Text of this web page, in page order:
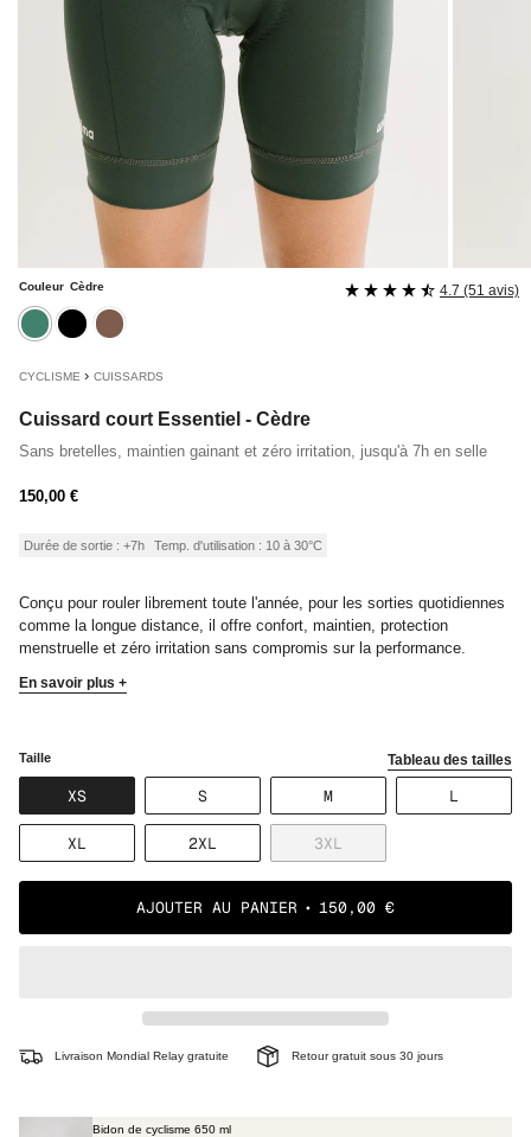
CYCLISME › CUISSARDS
Cuissard court Essentiel - Cèdre
Sans bretelles, maintien gainant et zéro irritation, jusqu'à 7h en selle
4.7 (51 avis)
Prix
150,00 €
Durée de sortie : +7h Temp. d'utilisation : 10 à 30°C
Conçu pour rouler librement toute l'année, pour les sorties quotidiennes
comme la longue distance, il offre confort, maintien, protection
menstruelle et zéro irritation sans compromis sur la performance.
En savoir plus +
Couleur Cèdre
cedrenoir maron
Taille Tableau des tailles
XSVARIANTE
ÉPUISÉE
SVARIANTE
ÉPUISÉE
OU
NON
MVARIANTE
ÉPUISÉE
OU
NON
L
ÉPUISÉE
XL
ÉPUISÉE
OU
2XL
ÉPUISÉE
OU
NON
3XL
ÉPUISÉE
OU
NON
AJOUTER AU PANIER 150,00 €
Livraison Mondial Relay gratuite Retour gratuit sous 30 jours
Bidon de cyclisme 650 ml